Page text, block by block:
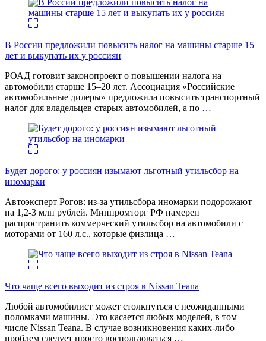
В России предложили повысить налог на машины старше 15
лет и выкупать их у россиян
РОАД готовит законопроект о повышении налога на
автомобили старше 15–20 лет. Ассоциация «Российские
автомобильные дилеры» предложила повысить транспортный
налог для владельцев старых автомобилей, а по …
Будет дорого: у россиян изымают льготный утильсбор на
иномарки
Автоэксперт Рогов: из-за утильсбора иномарки подорожают
на 1,2-3 млн рублей. Минпромторг РФ намерен
распространить коммерческий утильсбор на автомобили с
моторами от 160 л.с., которые физлица …
Что чаще всего выходит из строя в Nissan Teana
Любой автомобилист может столкнуться с неожиданными
поломками машины. Это касается любых моделей, в том
числе Nissan Teana. В случае возникновения каких-либо
проблем следует просто воспользоваться …